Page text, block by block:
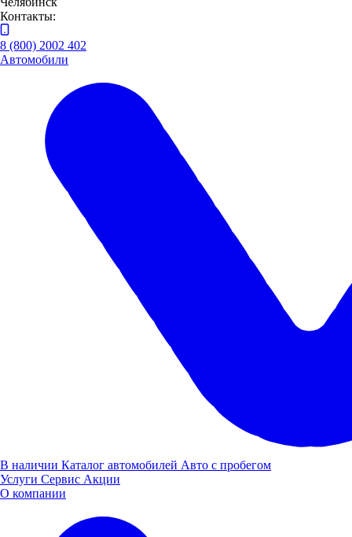
Контакты:
8 (800) 2002 402
Автомобили
В наличии Каталог автомобилей Авто с пробегом
Услуги Сервис Акции
О компании
брендированные бутылки с водой от компании "Луидор".